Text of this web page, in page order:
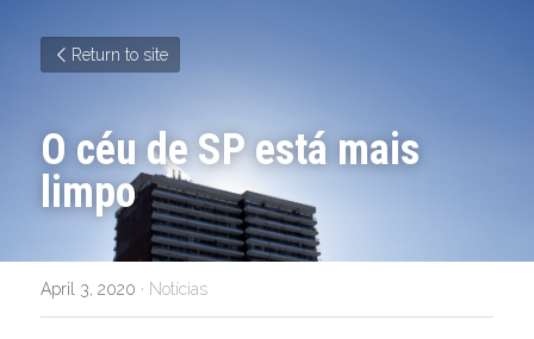
Return to site
O céu de SP está mais
limpo
April 3, 2020 · Notícias